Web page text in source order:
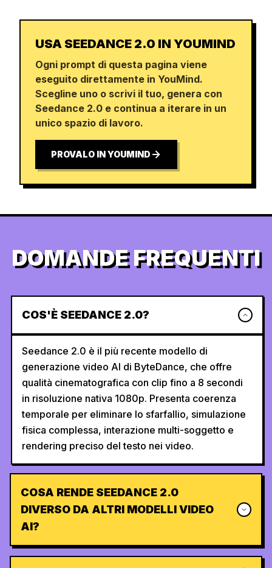
USA SEEDANCE 2.0 IN YOUMIND
Ogni prompt di questa pagina viene
eseguito direttamente in YouMind.
Scegline uno o scrivi il tuo, genera con
Seedance 2.0 e continua a iterare in un
unico spazio di lavoro.
PROVALO IN YOUMIND
DOMANDE FREQUENTI
COS'È SEEDANCE 2.0?
Seedance 2.0 è il più recente modello di
generazione video AI di ByteDance, che offre
qualità cinematografica con clip fino a 8 secondi
in risoluzione nativa 1080p. Presenta coerenza
temporale per eliminare lo sfarfallio, simulazione
fisica complessa, interazione multi-soggetto e
rendering preciso del testo nei video.
COSA RENDE SEEDANCE 2.0
DIVERSO DA ALTRI MODELLI VIDEO
AI?